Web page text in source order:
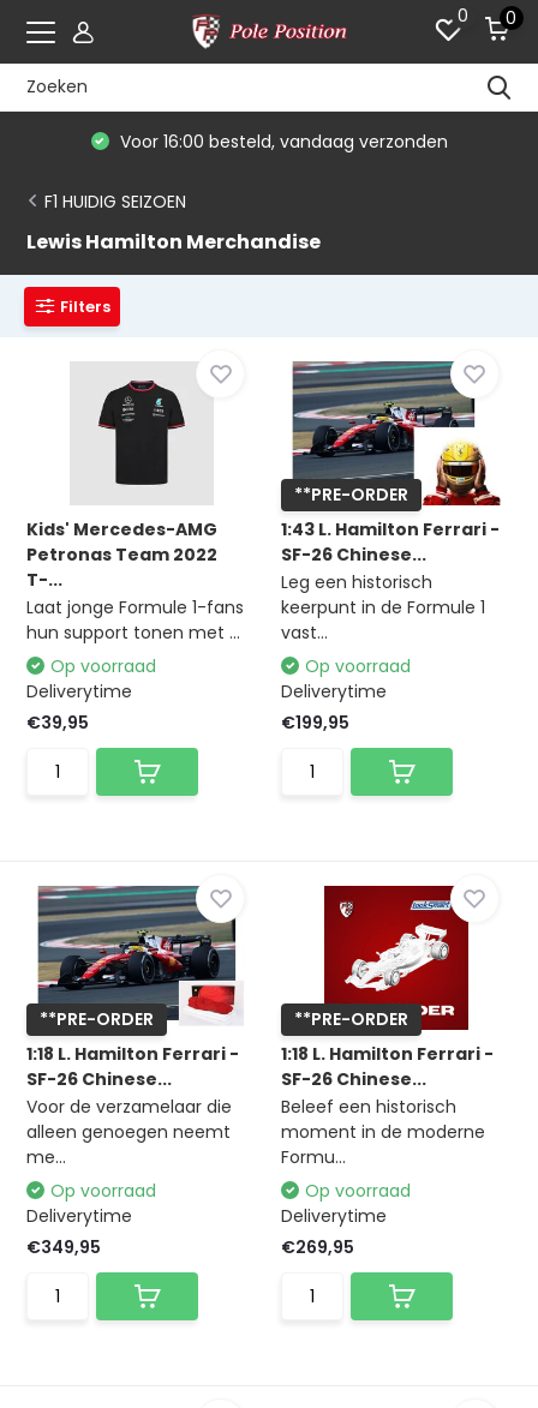
0 0
De #1 in modelauto's & race merchandise
F1 HUIDIG SEIZOEN
Lewis Hamilton Merchandise
Filters
Kids' Mercedes-AMG
Petronas Team 2022
T-...
Laat jonge Formule 1-fans
hun support tonen met ...
Op voorraad
Deliverytime
€39,95
**PRE-ORDER
1:43 L. Hamilton Ferrari -
SF-26 Chinese...
Leg een historisch
keerpunt in de Formule 1
vast...
Op voorraad
Deliverytime
€199,95
**PRE-ORDER
1:18 L. Hamilton Ferrari -
SF-26 Chinese...
Voor de verzamelaar die
alleen genoegen neemt
me...
Op voorraad
Deliverytime
€349,95
**PRE-ORDER
1:18 L. Hamilton Ferrari -
SF-26 Chinese...
Beleef een historisch
moment in de moderne
Formu...
Op voorraad
Deliverytime
€269,95